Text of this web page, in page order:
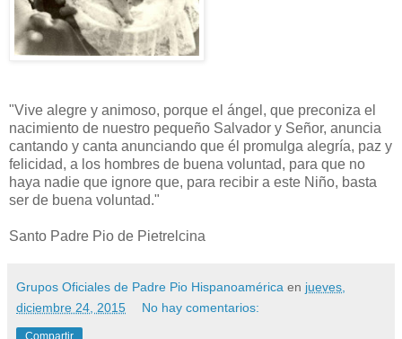
"Vive alegre y animoso, porque el ángel, que preconiza el
nacimiento de nuestro pequeño Salvador y Señor, anuncia
cantando y canta anunciando que él promulga alegría, paz y
felicidad, a los hombres de buena voluntad, para que no
haya nadie que ignore que, para recibir a este Niño, basta
ser de buena voluntad."
Santo Padre Pio de Pietrelcina
Grupos Oficiales de Padre Pio Hispanoamérica en jueves,
diciembre 24, 2015
No hay comentarios:
Compartir